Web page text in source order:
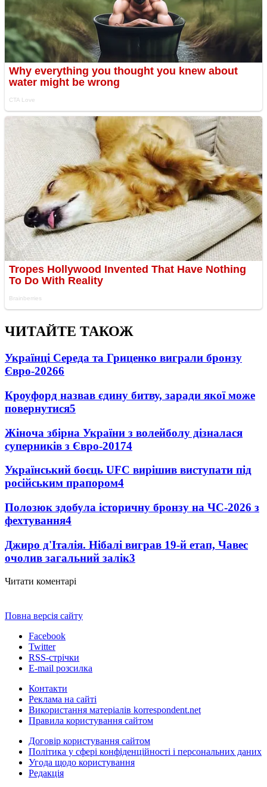
ЧИТАЙТЕ ТАКОЖ
Українці Середа та Гриценко виграли бронзу
Євро-20266
Кроуфорд назвав єдину битву, заради якої може
повернутися5
Жіноча збірна України з волейболу дізналася
суперників з Євро-20174
Український боєць UFC вирішив виступати під
російським прапором4
Полозюк здобула історичну бронзу на ЧС-2026 з
фехтування4
Джиро д'Італія. Нібалі виграв 19-й етап, Чавес
очолив загальний залік3
Читати коментарі
Повна версія сайту
Facebook
Twitter
RSS-стрічки
E-mail розсилка
Контакти
Реклама на сайті
Використання матеріалів korrespondent.net
Правила користування сайтом
Договір користування сайтом
Політика у сфері конфіденційності і персональних даних
Угода щодо користування
Редакція